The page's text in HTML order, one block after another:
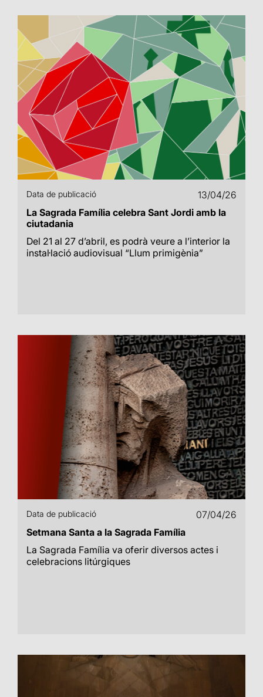
Data de publicació
13/04/26
La Sagrada Família celebra Sant Jordi amb la
ciutadania
Del 21 al 27 d’abril, es podrà veure a l’interior la
instal·lació audiovisual “Llum primigènia”
Data de publicació
07/04/26
Setmana Santa a la Sagrada Família
La Sagrada Família va oferir diversos actes i
celebracions litúrgiques